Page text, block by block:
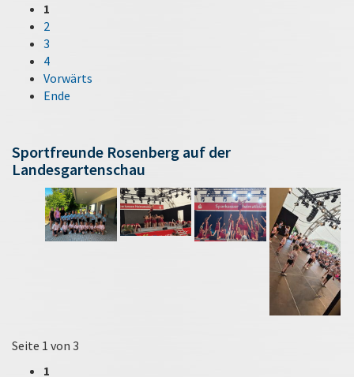
1
2
3
4
Vorwärts
Ende
Sportfreunde Rosenberg auf der
Landesgartenschau
Seite 1 von 3
1